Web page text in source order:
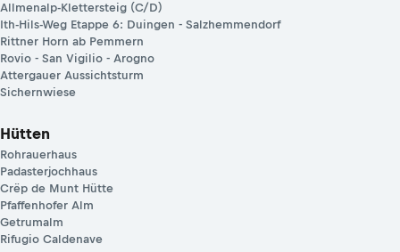
Allmenalp-Klettersteig (C/D)
Ith-Hils-Weg Etappe 6: Duingen - Salzhemmendorf
Rittner Horn ab Pemmern
Rovio - San Vigilio - Arogno
Attergauer Aussichtsturm
Sichernwiese
Hütten
Rohrauerhaus
Padasterjochhaus
Crëp de Munt Hütte
Pfaffenhofer Alm
Getrumalm
Rifugio Caldenave